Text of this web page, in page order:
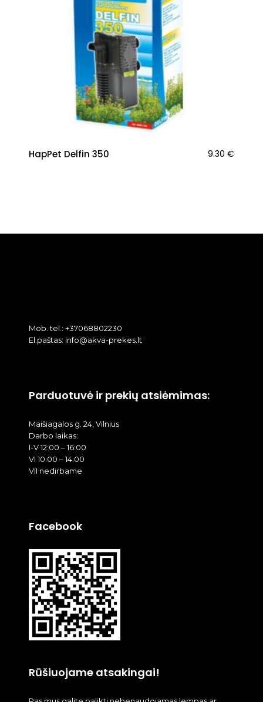
HapPet Delfin 350 9.30 €
Mob. tel.: +37068802230
El.paštas: info@akva-prekes.lt
Parduotuvė ir prekių atsiėmimas:
Maišiagalos g. 24, Vilnius
Darbo laikas:
I-V 12:00 – 16:00
VI 10:00 – 14:00
VII nedirbame
Facebook
Rūšiuojame atsakingai!